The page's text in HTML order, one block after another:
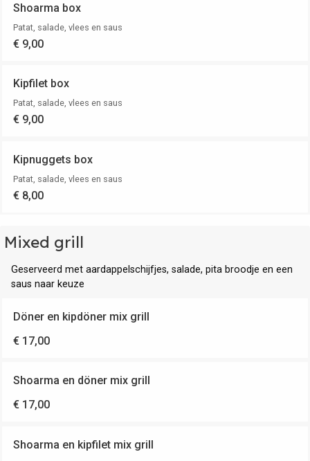
Shoarma box
Patat, salade, vlees en saus
€ 9,00
Kipfilet box
Patat, salade, vlees en saus
€ 9,00
Kipnuggets box
Patat, salade, vlees en saus
€ 8,00
Mixed grill
Geserveerd met aardappelschijfjes, salade, pita broodje en een
saus naar keuze
Döner en kipdöner mix grill
€ 17,00
Shoarma en döner mix grill
€ 17,00
Shoarma en kipfilet mix grill